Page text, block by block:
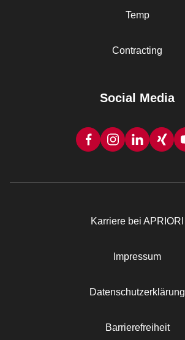
Temp
Contracting
Social Media
Karriere bei APRIORI
Impressum
Datenschutzerklärung
Barrierefreiheit